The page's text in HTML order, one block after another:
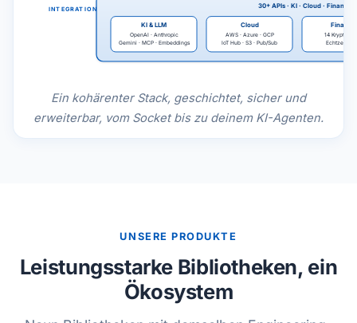
INTEGRATIONEN 30+ APIs · KI · Cloud · Finanzen
KI & LLM
OpenAI · Anthropic
Gemini · MCP · Embeddings
Cloud
AWS · Azure · GCP
IoT Hub · S3 · Pub/Sub
14 Krypto-
Echtzeit-
Ein kohärenter Stack, geschichtet, sicher und
erweiterbar, vom Socket bis zu deinem KI-Agenten.
UNSERE PRODUKTE
Leistungsstarke Bibliotheken, ein
Ökosystem